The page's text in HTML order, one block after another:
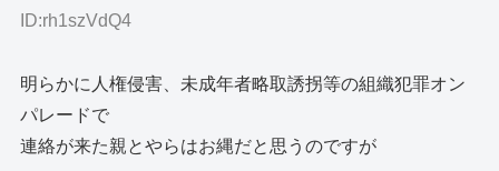
ID:rh1szVdQ4
明らかに人権侵害、未成年者略取誘拐等の組織犯罪オン
パレードで
連絡が来た親とやらはお縄だと思うのですが